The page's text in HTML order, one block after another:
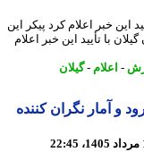
اعلام کرد پیکر این
تأیید این خبر اعلام
اعلام -گیلان
و آمار نگران کننده